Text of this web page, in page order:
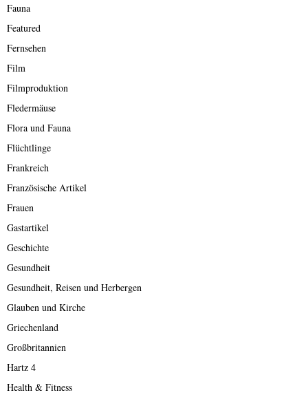
Fauna
Featured
Fernsehen
Film
Filmproduktion
Fledermäuse
Flora und Fauna
Flüchtlinge
Frankreich
Französische Artikel
Frauen
Gastartikel
Geschichte
Gesundheit
Gesundheit, Reisen und Herbergen
Glauben und Kirche
Griechenland
Großbritannien
Hartz 4
Health & Fitness